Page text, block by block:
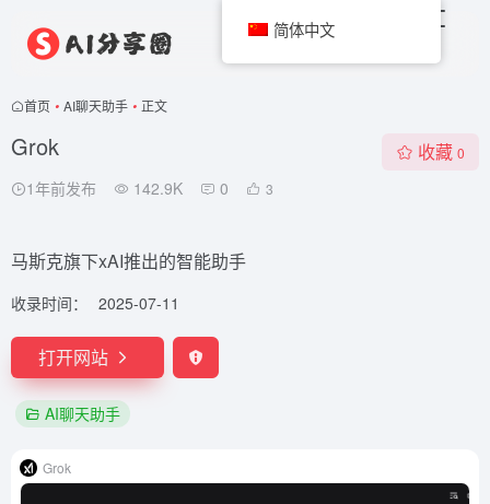
首页 • AI聊天助手 • 正文
Grok
1年前发布 142.9K 0 3
收藏 0
马斯克旗下xAI推出的智能助手
收录时间： 2025-07-11
打开网站
AI聊天助手
Grok
简体中文